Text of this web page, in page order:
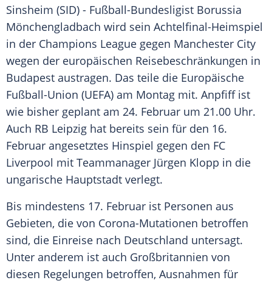
Sinsheim (SID) - Fußball-Bundesligist Borussia
Mönchengladbach wird sein Achtelfinal-Heimspiel
in der Champions League gegen Manchester City
wegen der europäischen Reisebeschränkungen in
Budapest austragen. Das teile die Europäische
Fußball-Union (UEFA) am Montag mit. Anpfiff ist
wie bisher geplant am 24. Februar um 21.00 Uhr.
Auch RB Leipzig hat bereits sein für den 16.
Februar angesetztes Hinspiel gegen den FC
Liverpool mit Teammanager Jürgen Klopp in die
ungarische Hauptstadt verlegt.
Bis mindestens 17. Februar ist Personen aus
Gebieten, die von Corona-Mutationen betroffen
sind, die Einreise nach Deutschland untersagt.
Unter anderem ist auch Großbritannien von
diesen Regelungen betroffen, Ausnahmen für